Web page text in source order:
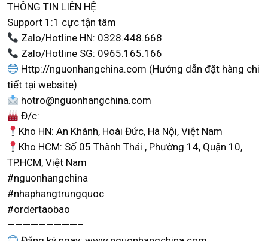
THÔNG TIN LIÊN HỆ
Support 1:1 cực tận tâm
Zalo/Hotline HN: 0328.448.668
Zalo/Hotline SG: 0965.165.166
Http://nguonhangchina.com (Hướng dẫn đặt hàng chi
tiết tại website)
hotro@nguonhangchina.com
Đ/c:
Kho HN: An Khánh, Hoài Đức, Hà Nội, Việt Nam
Kho HCM: Số 05 Thành Thái , Phường 14, Quận 10,
TP.HCM, Việt Nam
#nguonhangchina
#nhaphangtrungquoc
#ordertaobao
—————————–